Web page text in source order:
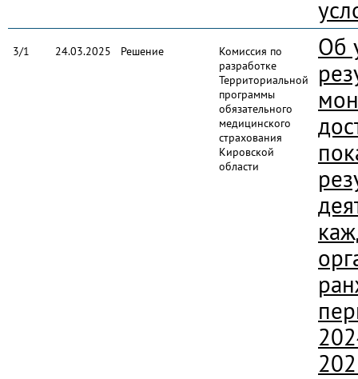
3/1 24.03.2025 Решение
Комиссия по
разработке
Территориальной
программы
обязательного
медицинского
страхования
Кировской
области
Об